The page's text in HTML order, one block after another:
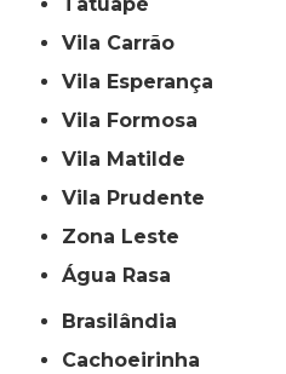
Vila Carrão
Vila Esperança
Vila Formosa
Vila Matilde
Vila Prudente
Zona Leste
Água Rasa
Brasilândia
Cachoeirinha